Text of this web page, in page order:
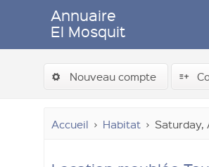
Annuaire
El Mosquit
Nouveau compte
Accueil Habitat Saturday,